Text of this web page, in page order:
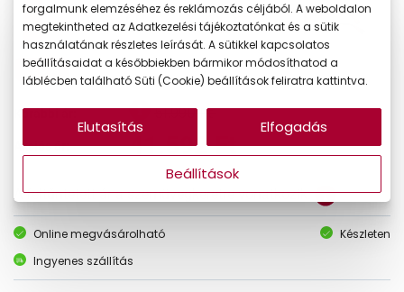
-20%
Korábbi ár: 51.990 Ft
Akciós ár: 41.592 Ft
A feltűntetett ár a szemüvegkeretre vonatkozik.
Online megvásárolható
Készleten
Ingyenes szállítás
forgalmunk elemzéséhez és reklámozás céljából. A weboldalon
megtekintheted az Adatkezelési tájékoztatónkat és a sütik
használatának részletes leírását. A sütikkel kapcsolatos
beállításaidat a későbbiekben bármikor módosíthatod a
láblécben található Süti (Cookie) beállítások feliratra kattintva.
Beállítások
Elutasítás Elfogadás